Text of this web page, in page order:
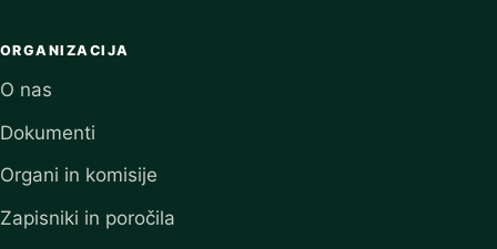
ORGANIZACIJA
O nas
Dokumenti
Organi in komisije
Zapisniki in poročila